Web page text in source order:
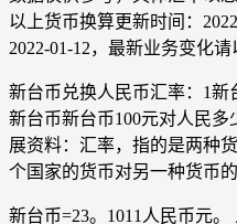
以上货币换算更新时间：
2022-01-12，最新业务变化
新台币兑换人民币汇率：1新
新台币新台币100元对人民多
展资料：汇率，指的是两种
个国家的货币对另一种货币的
新台币=23。1011人民币元